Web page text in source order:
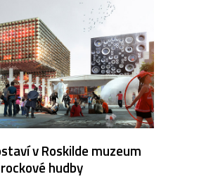
v Roskilde muzeum
rockové hudby